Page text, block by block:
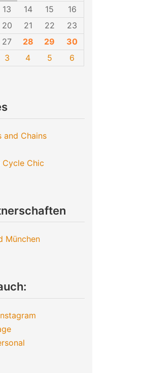
13 14 15
16
20 21 22
23
27 28 29
30
3 4 5 6
and Chains
Cycle Chic
München